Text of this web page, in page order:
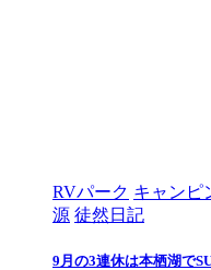
RVパーク キャンピ
源 徒然日記
9月の3連休は本栖湖で